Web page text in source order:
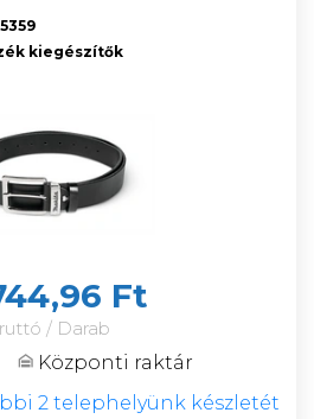
kiegészítők
Ft
/ Darab
Központi raktár
2 telephelyünk készletét